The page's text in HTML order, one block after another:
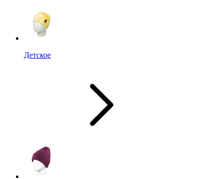
Детское